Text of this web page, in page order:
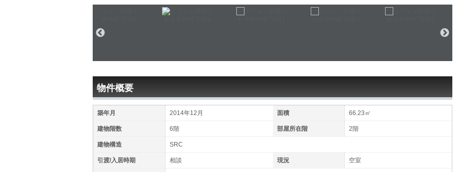
物件概要
築年月 2014年12月 面積 66.23㎡
建物階数 6階 部屋所在階 2階
建物構造 SRC
引渡/入居時期 相談 現況 空室